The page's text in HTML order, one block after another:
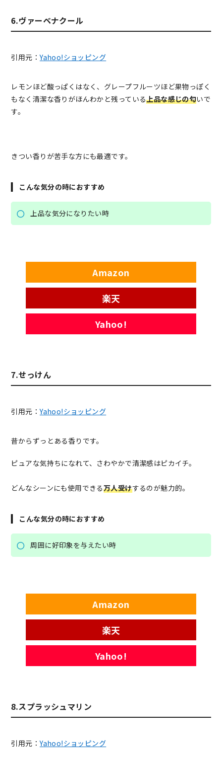
6.ヴァーベナクール
引用元：Yahoo!ショッピング
レモンほど酸っぱくはなく、グレープフルーツほど果物っぽく
もなく清潔な香りがほんわかと残っている上品な感じの匂いで
す。
きつい香りが苦手な方にも最適です。
こんな気分の時におすすめ
上品な気分になりたい時
Amazon
楽天
Yahoo!
7.せっけん
引用元：Yahoo!ショッピング
昔からずっとある香りです。
ピュアな気持ちになれて、さわやかで清潔感はピカイチ。
どんなシーンにも使用できる万人受けするのが魅力的。
こんな気分の時におすすめ
周囲に好印象を与えたい時
Amazon
楽天
Yahoo!
8.スプラッシュマリン
引用元：Yahoo!ショッピング